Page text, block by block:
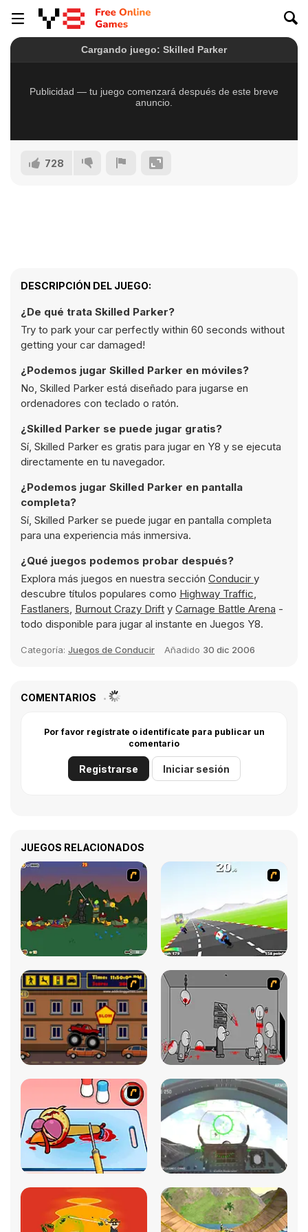
728
DESCRIPCIÓN DEL JUEGO:
¿De qué trata Skilled Parker?
Try to park your car perfectly within 60 seconds without
getting your car damaged!
¿Podemos jugar Skilled Parker en móviles?
No, Skilled Parker está diseñado para jugarse en
ordenadores con teclado o ratón.
¿Skilled Parker se puede jugar gratis?
Sí, Skilled Parker es gratis para jugar en Y8 y se ejecuta
directamente en tu navegador.
¿Podemos jugar Skilled Parker en pantalla
completa?
Sí, Skilled Parker se puede jugar en pantalla completa
para una experiencia más inmersiva.
¿Qué juegos podemos probar después?
Explora más juegos en nuestra sección Conducir y
descubre títulos populares como Highway Traffic,
Fastlaners, Burnout Crazy Drift y Carnage Battle Arena -
todo disponible para jugar al instante en Juegos Y8.
Categoría: Juegos de Conducir Añadido 30 dic 2006
COMENTARIOS
Por favor regístrate o identifícate para publicar un
comentario
Registrarse Iniciar sesión
JUEGOS RELACIONADOS